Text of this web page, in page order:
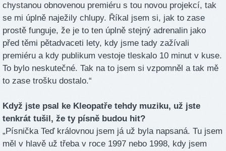
chystanou obnovenou premiéru s tou novou projekcí, tak
se mi úplně naježily chlupy. Říkal jsem si, jak to zase
prostě funguje, že je to ten úplně stejný adrenalin jako
před těmi pětadvaceti lety, kdy jsme tady zažívali
premiéru a kdy publikum vestoje tleskalo 10 minut v kuse.
To bylo neskutečné. Tak na to jsem si vzpomněl a tak mě
to zase trošku dostalo.“
Když jste psal ke Kleopatře tehdy muziku, už jste
tenkrát tušil, že ty písně budou hit?
„Písnička Teď královnou jsem já už byla napsaná. Tu jsem
měl v hlavě už třeba v roce 1997 nebo 1998, kdy jsem